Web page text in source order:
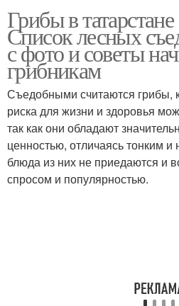
Пластинчатый гриб
Несъедобные грибы
Опасные грибы
Грибы в
Список лесных
с фото и советы
грибникам
Съедобными считаются грибы,
риска для жизни и здоровья
так как они обладают
ценностью, отличаясь тонким
блюда из них не приедаются и
спросом и популярностью.